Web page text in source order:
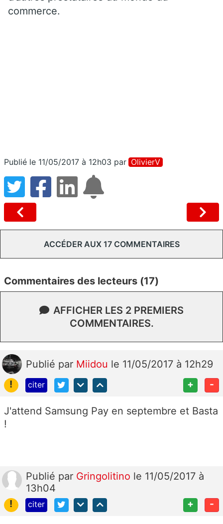
commerce.
Publié le 11/05/2017 à 12h03 par OlivierV
ACCÉDER AUX 17 COMMENTAIRES
Commentaires des lecteurs (17)
AFFICHER LES 2 PREMIERS
COMMENTAIRES.
Publié par Miidou le 11/05/2017 à 12h29
!
citer + -
J'attend Samsung Pay en septembre et Basta
!
Publié par Gringolitino le 11/05/2017 à
13h04
!
citer + -